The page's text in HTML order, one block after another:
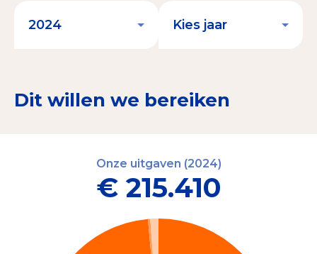
Dit willen we bereiken
Onze uitgaven (2024)
€ 215.410